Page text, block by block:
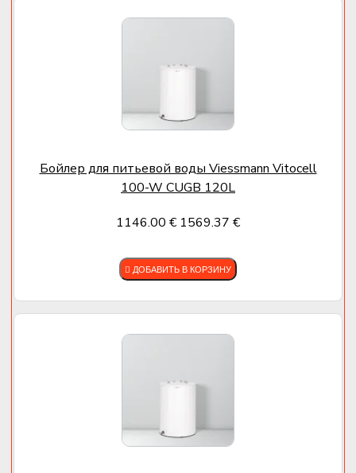
Бойлер для питьевой воды Viessmann Vitocell
100-W CUGB 120L
1146.00 € 1569.37 €
ДОБАВИТЬ В КОРЗИНУ